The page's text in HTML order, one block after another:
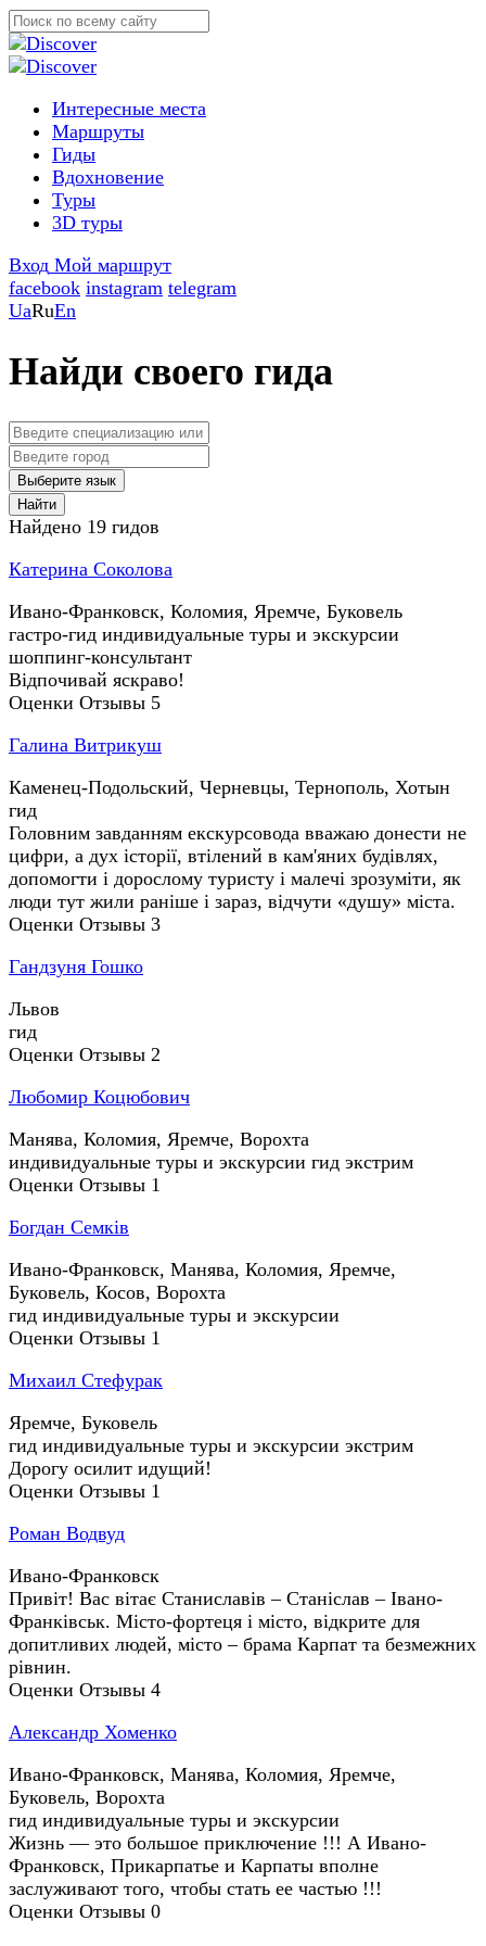
Интересные места
Маршруты
Гиды
Вдохновение
Туры
3D туры
Вход Мой маршрут
facebook instagram telegram
UaRuEn
Найди своего гида
Выберите язык
Найти
Найдено 19 гидов
Катерина Соколова
Ивано-Франковск, Коломия, Яремче, Буковель
гастро-гид индивидуальные туры и экскурсии
шоппинг-консультант
Відпочивай яскраво!
Оценки Отзывы 5
Галина Витрикуш
Каменец-Подольский, Черневцы, Тернополь, Хотын
гид
Головним завданням екскурсовода вважаю донести не
цифри, а дух історії, втілений в кам'яних будівлях,
допомогти і дорослому туристу і малечі зрозуміти, як
люди тут жили раніше і зараз, відчути «душу» міста.
Оценки Отзывы 3
Гандзуня Гошко
Львов
гид
Оценки Отзывы 2
Любомир Коцюбович
Манява, Коломия, Яремче, Ворохта
индивидуальные туры и экскурсии гид экстрим
Оценки Отзывы 1
Богдан Семків
Ивано-Франковск, Манява, Коломия, Яремче,
Буковель, Косoв, Ворохта
гид индивидуальные туры и экскурсии
Оценки Отзывы 1
Михаил Стефурак
Яремче, Буковель
гид индивидуальные туры и экскурсии экстрим
Дорогу осилит идущий!
Оценки Отзывы 1
Роман Водвуд
Ивано-Франковск
Привіт! Вас вітає Станиславів – Станіслав – Івано-
Франківськ. Місто-фортеця і місто, відкрите для
допитливих людей, місто – брама Карпат та безмежних
рівнин.
Оценки Отзывы 4
Александр Хоменко
Ивано-Франковск, Манява, Коломия, Яремче,
Буковель, Ворохта
гид индивидуальные туры и экскурсии
Жизнь — это большое приключение !!! А Ивано-
Франковск, Прикарпатье и Карпаты вполне
заслуживают того, чтобы стать ее частью !!!
Оценки Отзывы 0